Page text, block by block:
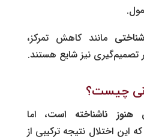
مانند کاهش تمرکز،
نیز شایع هستند.
چیست؟
هنوز ناشناخته است، اما
این اختلال نتیجه ترکیبی از